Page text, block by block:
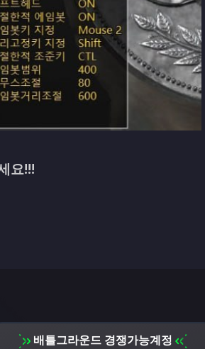
요!!!
배틀그라운드 경쟁가능계정